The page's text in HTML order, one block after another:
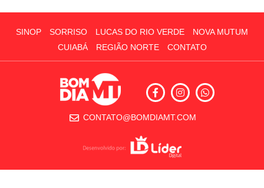
SINOP SORRISO LUCAS DO RIO VERDE
NOVA MUTUM
CUIABÁ
REGIÃO NORTE CONTATO
CONTATO@BOMDIAMT.COM